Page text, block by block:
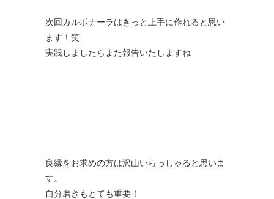
次回カルボナーラはきっと上手に作れると思い
ます！笑
実践しましたらまた報告いたしますね
良縁をお求めの方は沢山いらっしゃると思いま
す。
自分磨きもとても重要！